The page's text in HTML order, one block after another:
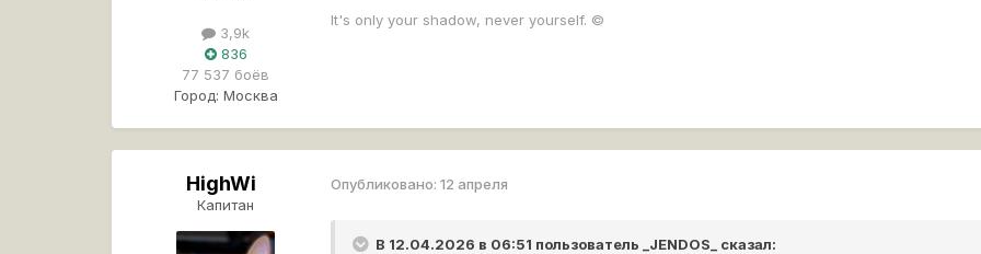
3,9k
836
77 537 боёв
Город: Москва
It's only your shadow, never yourself. ©
HighWi
Капитан
Опубликовано:12 апреля
В 12.04.2026 в 06:51 пользователь _JENDOS_ сказал: